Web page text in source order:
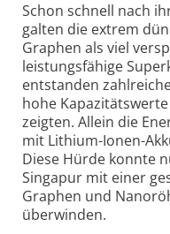
Schon schnell nach
galten die extrem
Graphen als viel
leistungsfähige
entstanden
hohe
zeigten. Allein die
mit Lithium-Ionen-
Diese Hürde konnte
Singapur mit einer
Graphen und
überwinden.